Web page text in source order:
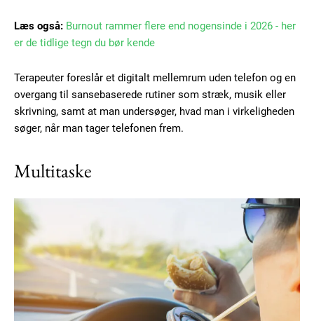
Læs også: Burnout rammer flere end nogensinde i 2026 - her
er de tidlige tegn du bør kende
Terapeuter foreslår et digitalt mellemrum uden telefon og en
overgang til sansebaserede rutiner som stræk, musik eller
skrivning, samt at man undersøger, hvad man i virkeligheden
søger, når man tager telefonen frem.
Multitaske